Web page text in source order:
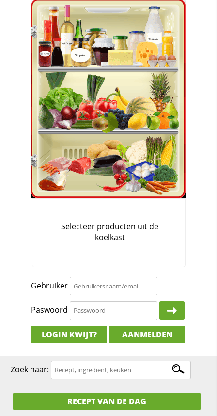
Gebruiker
Paswoord
LOGIN KWIJT? AANMELDEN
Zoek naar:
RECEPT VAN DE DAG